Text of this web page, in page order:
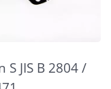
S JIS B 2804 /